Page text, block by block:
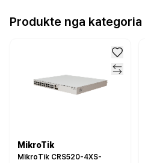
Produkte nga kategoria
MikroTik
MikroTik CRS520-4XS-